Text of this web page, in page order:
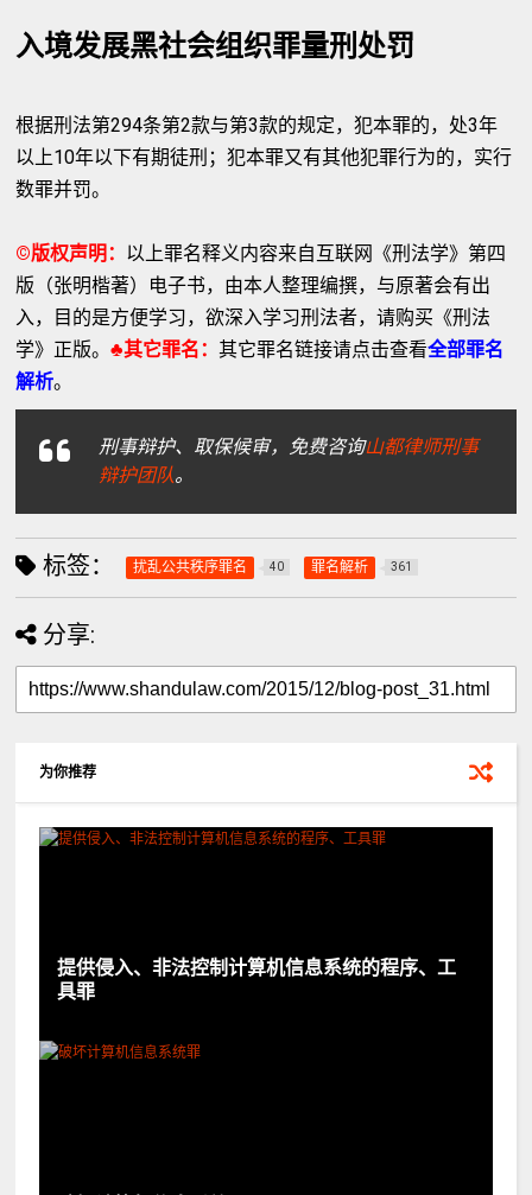
入境发展黑社会组织罪量刑处罚
根据刑法第294条第2款与第3款的规定，犯本罪的，处3年
以上10年以下有期徒刑；犯本罪又有其他犯罪行为的，实行
数罪并罚。
©版权声明： 以上罪名释义内容来自互联网《刑法学》第四
版（张明楷著）电子书，由本人整理编撰，与原著会有出
入，目的是方便学习，欲深入学习刑法者，请购买《刑法
学》正版。♣其它罪名：其它罪名链接请点击查看全部罪名
解析。
刑事辩护、取保候审，免费咨询山都律师刑事
辩护团队。
标签： 扰乱公共秩序罪名 40 罪名解析 361
分享:
为你推荐
提供侵入、非法控制计算机信息系统的程序、工
具罪